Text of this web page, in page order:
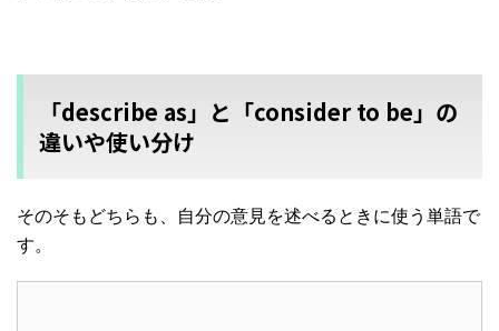
「describe as」と「consider to be」の
違いや使い分け
そのそもどちらも、自分の意見を述べるときに使う単語で
す。